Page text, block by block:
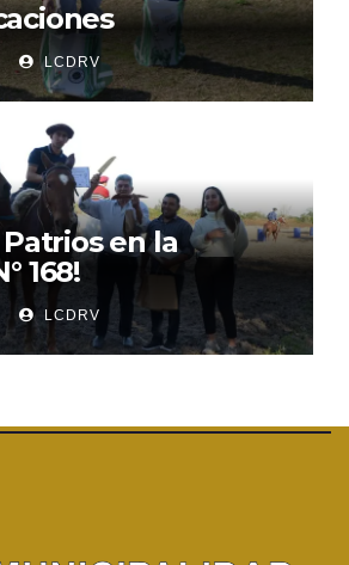
LCDRV
Patrios en la
168!
LCDRV